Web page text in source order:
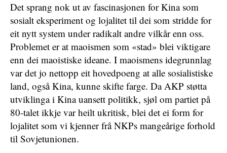
Det sprang nok ut av fascinasjonen for Kina som
sosialt eksperiment og lojalitet til dei som stridde for
eit nytt system under radikalt andre vilkår enn oss.
Problemet er at maoismen som «stad» blei viktigare
enn dei maoistiske ideane. I maoismens idegrunnlag
var det jo nettopp eit hovedpoeng at alle sosialistiske
land, også Kina, kunne skifte farge. Da AKP støtta
utviklinga i Kina uansett politikk, sjøl om partiet på
80-talet ikkje var heilt ukritisk, blei det ei form for
lojalitet som vi kjenner frå NKPs mangeårige forhold
til Sovjetunionen.